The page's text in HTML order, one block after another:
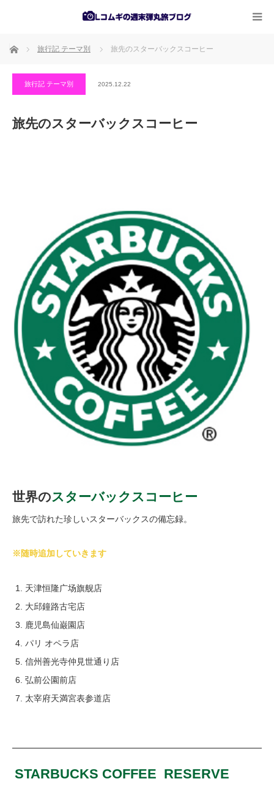
ホーム 旅行記 テーマ別 旅先のスターバックスコーヒー
旅行記 テーマ別 2025.12.22
旅先のスターバックスコーヒー
世界のスターバックスコーヒー
旅先で訪れた珍しいスターバックスの備忘録。
※随時追加していきます
天津恒隆广场旗舰店
大邱鐘路古宅店
鹿児島仙巌園店
パリ オペラ店
信州善光寺仲見世通り店
弘前公園前店
太宰府天満宮表参道店
STARBUCKS COFFEE RESERVE